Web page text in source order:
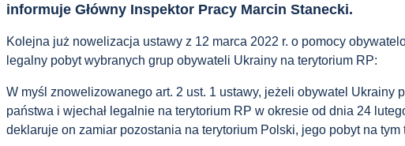
informuje Główny Inspektor Pracy Marcin Stanecki.
Kolejna już nowelizacja ustawy z 12 marca 2022 r. o pomocy
legalny pobyt wybranych grup obywateli Ukrainy na terytorium RP:
W myśl znowelizowanego art. 2 ust. 1 ustawy, jeżeli obywatel Ukrainy
państwa i wjechał legalnie na terytorium RP w okresie od dnia 24
deklaruje on zamiar pozostania na terytorium Polski, jego pobyt na